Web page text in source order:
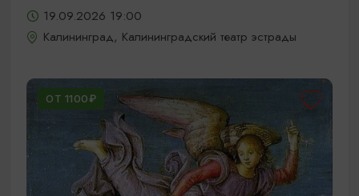
19.09.2026 19:00
Калининград, Калининградский театр эстрады
ОТ 1100₽